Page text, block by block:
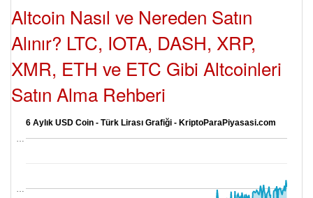
Altcoin Nasıl ve Nereden Satın
Alınır? LTC, IOTA, DASH, XRP,
XMR, ETH ve ETC Gibi Altcoinleri
Satın Alma Rehberi
6 Aylık USD Coin - Türk Lirası Grafiği - KriptoParaPiyasasi.com